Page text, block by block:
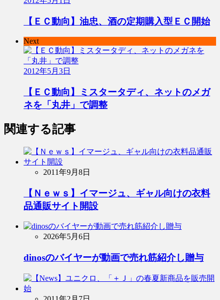
【ＥＣ動向】油忠、酒の定期購入型ＥＣ開始
Next
2012年5月3日
【ＥＣ動向】ミスタータディ、ネットのメガ
ネを「丸井」で調整
関連する記事
2011年9月8日
【Ｎｅｗｓ】イマージュ、ギャル向けの衣料
品通販サイト開設
2026年5月6日
dinosのバイヤーが動画で売れ筋紹介し贈与